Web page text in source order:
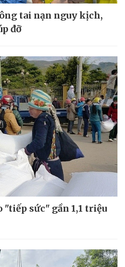
tai nạn nguy kịch,
đỡ
"tiếp sức" gần 1,1 triệu